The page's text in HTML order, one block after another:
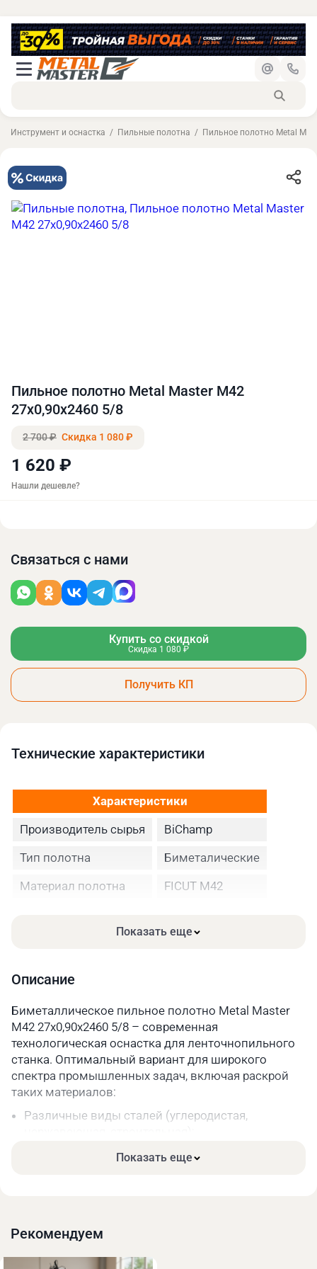
Инструмент и оснастка Пильные полотна Пильное полотно Metal
Пильное полотно Metal Master M42
27x0,90x2460 5/8
2 700 ₽ Скидка 1 080 ₽
1 620 ₽
Нашли дешевле?
Связаться с нами
Купить со скидкой
Скидка 1 080 ₽
Получить КП
Технические xарактеристики
Характеристики
Производитель сырья
BiChamp
Тип полотна
Биметалические
Материал полотна
FICUT М42
Параметры упакованного товара
Вес, кг
0,2
Длина, мм
330
Ширина, мм
330
Показать еще
Описание
Биметаллическое пильное полотно Metal Master
M42 27x0,90x2460 5/8 – современная
технологическая оснастка для ленточнопильного
станка. Оптимальный вариант для широкого
спектра промышленных задач, включая раскрой
таких материалов:
Различные виды сталей (углеродистая,
Цветные металлы и их сплавы.
из качественной быстрорежущей стали.
при высоких нагрузках.
Показать еще
Рекомендуем